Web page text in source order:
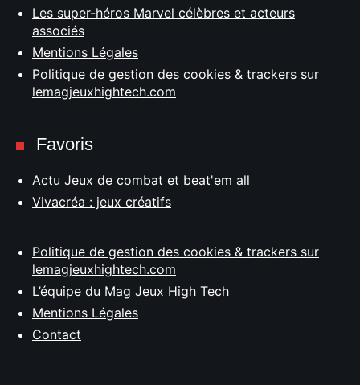
Les super-héros Marvel célèbres et acteurs
associés
Mentions Légales
Politique de gestion des cookies & trackers sur
lemagjeuxhightech.com
Favoris
Actu Jeux de combat et beat'em all
Vivacréa : jeux créatifs
Politique de gestion des cookies & trackers sur
lemagjeuxhightech.com
L’équipe du Mag Jeux High Tech
Mentions Légales
Contact